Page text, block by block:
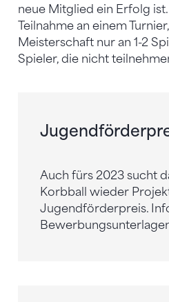
neue Mitglied ein Erfolg
Teilnahme an einem
Meisterschaft nur an 1-2
Spieler, die nicht
Auch fürs 2023 sucht
Korbball wieder
Jugendförderpreis.